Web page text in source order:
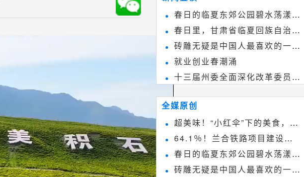
春日的临夏东郊公园碧水荡漾、
春花烂漫
春日里，甘肃省临夏回族自治州
境内的刘家峡大桥，壮观美丽!
砖雕无疑是中国人最喜欢的一种
雕刻艺术，它不仅是民间实用美术
和建筑装饰艺术的有机结合，更成
为中国建筑史上彰品东方美不可磨
就业创业春潮涌
十三届州委全面深化改革委员会
第八次会议召开
全媒原创
超美味！“小红伞”下的美食，绝
不能错过~
64.1％！兰合铁路项目建设加
速推进
春日的临夏东郊公园碧水荡漾、
春花烂漫
砖雕无疑是中国人最喜欢的一种